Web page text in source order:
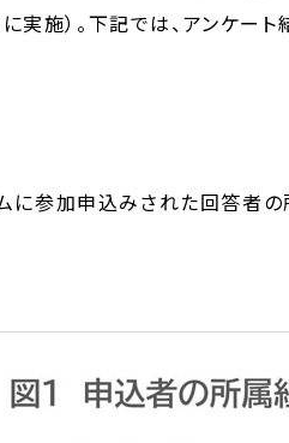
施）。下記では、アンケート
に参加申込みされた回答者